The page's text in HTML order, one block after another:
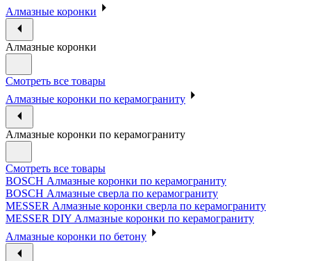
Алмазные коронки
Алмазные коронки
Смотреть все товары
Алмазные коронки по керамограниту
Алмазные коронки по керамограниту
Смотреть все товары
BOSCH Алмазные коронки по керамограниту
BOSCH Алмазные сверла по керамограниту
MESSER Алмазные коронки сверла по керамограниту
MESSER DIY Алмазные коронки по керамограниту
Алмазные коронки по бетону